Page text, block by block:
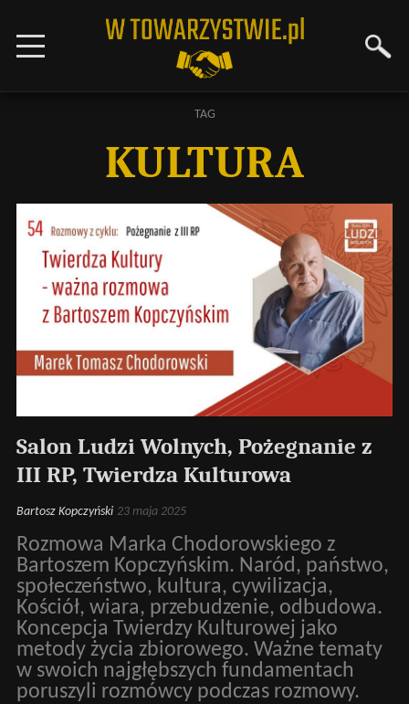
TAG
KULTURA
Salon Ludzi Wolnych, Pożegnanie z
III RP, Twierdza Kulturowa
Bartosz Kopczyński 23 maja 2025
Rozmowa Marka Chodorowskiego z
Bartoszem Kopczyńskim. Naród, państwo,
społeczeństwo, kultura, cywilizacja,
Kościół, wiara, przebudzenie, odbudowa.
Koncepcja Twierdzy Kulturowej jako
metody życia zbiorowego. Ważne tematy
w swoich najgłębszych fundamentach
poruszyli rozmówcy podczas rozmowy.